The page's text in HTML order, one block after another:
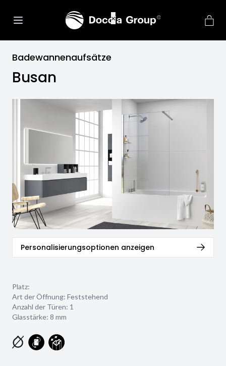
Badewannenaufsätze
Busan
Personalisierungsoptionen anzeigen
Platz:
Art der Öffnung: Feststehend
Anzahl der Türen: 1
Glasstärke: 8 mm
×